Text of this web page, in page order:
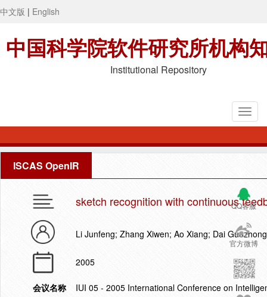
中文版 | English
中国科学院软件研究所机构
Institutional Repository
ISCAS OpenIR
QQ客服
官方微博
sketch recognition with continuous
Li Junfeng; Zhang Xiwen; Ao Xiang; Dai Guozhong
2005
会议名称
IUI 05 - 2005 International Conference on